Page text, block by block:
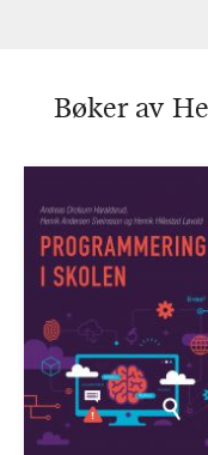
Bøker av